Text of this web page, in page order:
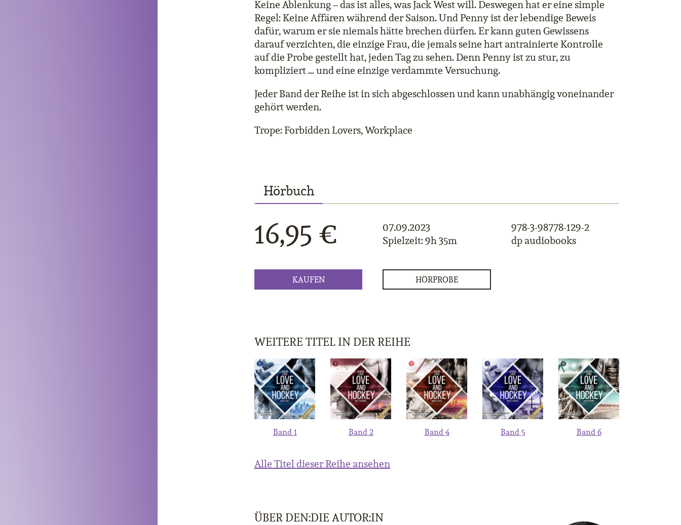
Keine Ablenkung – das ist alles, was Jack West will. Deswegen hat er eine simple
Regel: Keine Affären während der Saison. Und Penny ist der lebendige Beweis
dafür, warum er sie niemals hätte brechen dürfen. Er kann guten Gewissens
darauf verzichten, die einzige Frau, die jemals seine hart antrainierte Kontrolle
auf die Probe gestellt hat, jeden Tag zu sehen. Denn Penny ist zu stur, zu
kompliziert … und eine einzige verdammte Versuchung.
Jeder Band der Reihe ist in sich abgeschlossen und kann unabhängig voneinander
gehört werden.
Trope: Forbidden Lovers, Workplace
Hörbuch
16,95 €
07.09.2023
Spielzeit: 9h 35m
978-3-98778-129-2
dp audiobooks
KAUFEN HÖRPROBE
WEITERE TITEL IN DER REIHE
Band 1 Band 2 Band 4 Band 5 Band 6
Alle Titel dieser Reihe ansehen
ÜBER DEN:DIE AUTOR:IN